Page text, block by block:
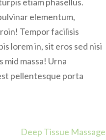
elementum,
Tempor facilisis
lorem in, sit eros sed nisi
massa! Urna
pellentesque porta
Deep Tissue Massage